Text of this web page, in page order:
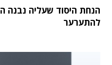
הנחת היסוד שעליה נבנה
להתערער